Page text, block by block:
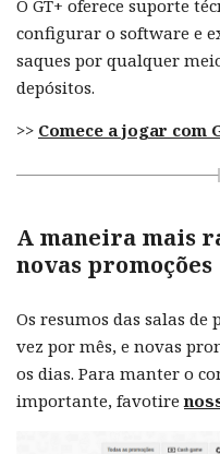
O GT+ oferece suporte
configurar o software e
saques por qualquer
depósitos.
>> Comece a jogar com
A maneira mais
novas promoções
Os resumos das salas de
vez por mês, e novas
os dias. Para manter o
importante, favotire